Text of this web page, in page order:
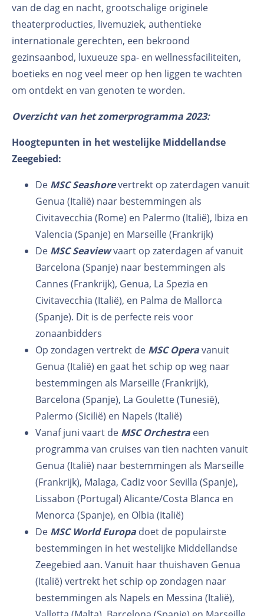
van de dag en nacht, grootschalige originele
theaterproducties, livemuziek, authentieke
internationale gerechten, een bekroond
gezinsaanbod, luxueuze spa- en wellnessfaciliteiten,
boetieks en nog veel meer op hen liggen te wachten
om ontdekt en van genoten te worden.
Overzicht van het zomerprogramma 2023:
Hoogtepunten in het westelijke Middellandse
Zeegebied:
De MSC Seashorevertrekt op zaterdagen vanuit
Genua (Italië) naar bestemmingen als
Civitavecchia (Rome) en Palermo (Italië), Ibiza en
Valencia (Spanje) en Marseille (Frankrijk)
De MSC Seaviewvaart op zaterdagen af vanuit
Barcelona (Spanje) naar bestemmingen als
Cannes (Frankrijk), Genua, La Spezia en
Civitavecchia (Italië), en Palma de Mallorca
(Spanje). Dit is de perfecte reis voor
zonaanbidders
Op zondagen vertrekt de MSC Operavanuit
Genua (Italië) en gaat het schip op weg naar
bestemmingen als Marseille (Frankrijk),
Barcelona (Spanje), La Goulette (Tunesië),
Palermo (Sicilië) en Napels (Italië)
Vanaf juni vaart de MSC Orchestra een
programma van cruises van tien nachten vanuit
Genua (Italië) naar bestemmingen als Marseille
(Frankrijk), Malaga, Cadiz voor Sevilla (Spanje),
Lissabon (Portugal) Alicante/Costa Blanca en
Menorca (Spanje), en Olbia (Italië)
De MSC World Europa doet de populairste
bestemmingen in het westelijke Middellandse
Zeegebied aan. Vanuit haar thuishaven Genua
(Italië) vertrekt het schip op zondagen naar
bestemmingen als Napels en Messina (Italië),